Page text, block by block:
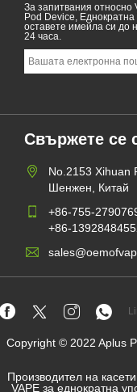
За запитвания относно
Pod Device,
оставете имейла си до
24 часа.
Свържете се
No.2153 Xihuan
Шенжен, Китай
+86-755-
+86-
Copyright © 2022 Aplus
Производител на
VAPE за еднократна